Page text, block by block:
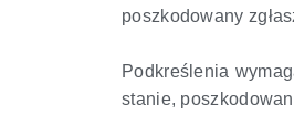
poszkodowany
Podkreślenia
stanie,